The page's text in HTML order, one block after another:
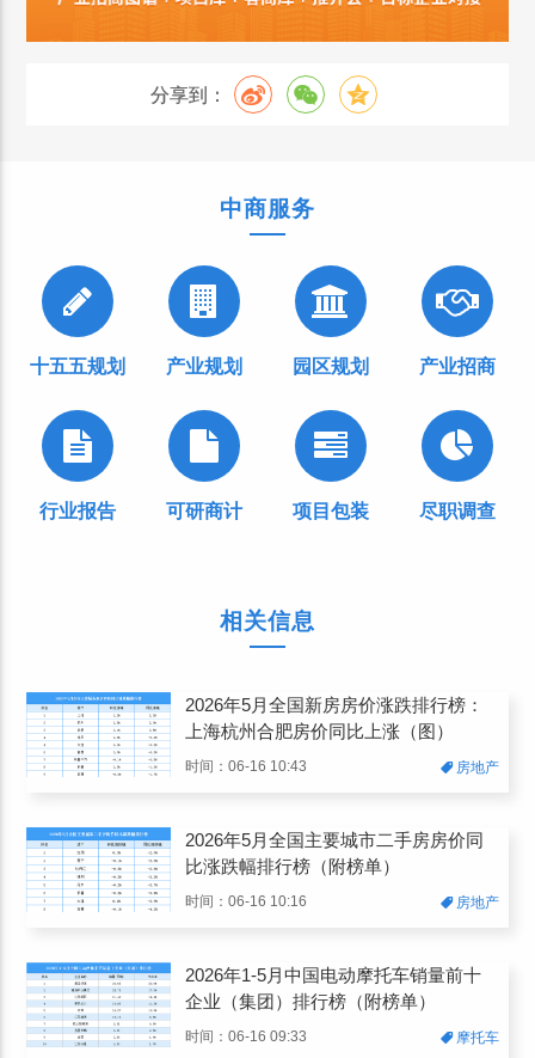
分享到：
中商服务
十五五规划 产业规划 园区规划 产业招商
行业报告 可研商计 项目包装 尽职调查
相关信息
2026年5月全国新房房价涨跌排行榜：
上海杭州合肥房价同比上涨（图）
时间：06-16 10:43 房地产
2026年5月全国主要城市二手房房价同
比涨跌幅排行榜（附榜单）
时间：06-16 10:16 房地产
2026年1-5月中国电动摩托车销量前十
企业（集团）排行榜（附榜单）
时间：06-16 09:33 摩托车